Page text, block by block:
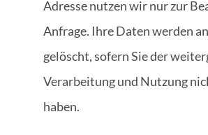
Adresse nutzen wir nur zur
Anfrage. Ihre Daten werden
gelöscht, sofern Sie der
Verarbeitung und Nutzung
haben.